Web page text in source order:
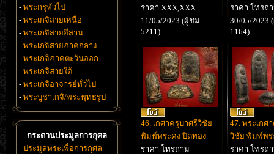
- พระกรุทั่วไป
- พระเกจิสายเหนือ
- พระเกจิสายอีสาน
- พระเกจิสายภาคกลาง
- พระเกจิภาคตะวันออก
- พระเกจิสายใต้
- พระเกจิอาจารย์ทั่วไป
- พระบูชาเกจิ/พระพุทธรูป
กระดานประมูลการกุศล
- ประมูลพระเพื่อการกุศล
ราคา XXX,XXX
11/05/2023 (ผู้ชม
5211)
ราคา โทรถ
30/05/2023
1164)
46. เกศาครูบาศรีวิชัย
พิมพ์พระคง ปิดทอง
ราคา โทรถาม
47. พระเกศ
วิชัย พิมพ์พ
ราคา โทรถ